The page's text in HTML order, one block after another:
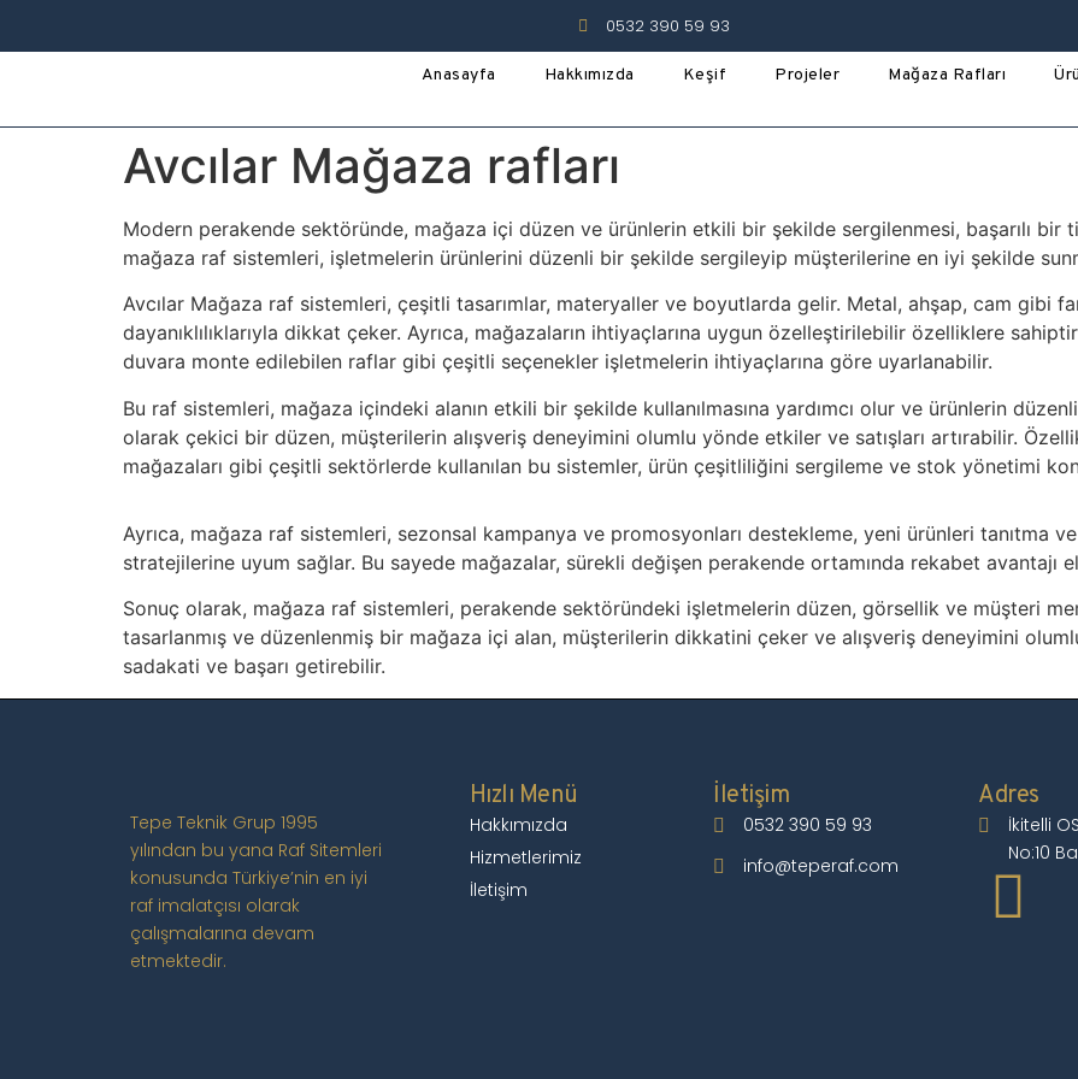
0532 390 59 93
Anasayfa Hakkımızda Keşif Projeler Mağaza Rafları
Avcılar Mağaza rafları
Modern perakende sektöründe, mağaza içi düzen ve ürünlerin etkili bir şekilde sergilenmesi, başarılı bir
mağaza raf sistemleri, işletmelerin ürünlerini düzenli bir şekilde sergileyip müşterilerine en iyi şekilde
Avcılar Mağaza raf sistemleri, çeşitli tasarımlar, materyaller ve boyutlarda gelir. Metal, ahşap, cam gibi
dayanıklılıklarıyla dikkat çeker. Ayrıca, mağazaların ihtiyaçlarına uygun özelleştirilebilir özelliklere
duvara monte edilebilen raflar gibi çeşitli seçenekler işletmelerin ihtiyaçlarına göre uyarlanabilir.
Bu raf sistemleri, mağaza içindeki alanın etkili bir şekilde kullanılmasına yardımcı olur ve ürünlerin
olarak çekici bir düzen, müşterilerin alışveriş deneyimini olumlu yönde etkiler ve satışları artırabilir.
mağazaları gibi çeşitli sektörlerde kullanılan bu sistemler, ürün çeşitliliğini sergileme ve stok yönetimi
Ayrıca, mağaza raf sistemleri, sezonsal kampanya ve promosyonları destekleme, yeni ürünleri tanıtma
stratejilerine uyum sağlar. Bu sayede mağazalar, sürekli değişen perakende ortamında rekabet avantajı
Sonuç olarak, mağaza raf sistemleri, perakende sektöründeki işletmelerin düzen, görsellik ve müşteri
tasarlanmış ve düzenlenmiş bir mağaza içi alan, müşterilerin dikkatini çeker ve alışveriş deneyimini
sadakati ve başarı getirebilir.
Tepe Teknik Grup 1995
yılından bu yana Raf Sitemleri
konusunda Türkiye’nin en iyi
raf imalatçısı olarak
çalışmalarına devam
etmektedir.
Hızlı Menü
Hakkımızda
Hizmetlerimiz
İletişim
İletişim
0532 390 59 93
info@teperaf.com
Adres
İkitelli
No:10